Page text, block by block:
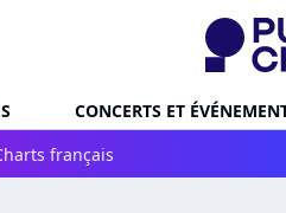
CONCERTS ET
français